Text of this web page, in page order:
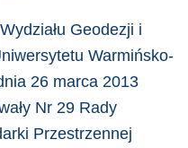
Geodezji i
Warmińsko-
26 marca 2013
Nr 29 Rady
Przestrzennej